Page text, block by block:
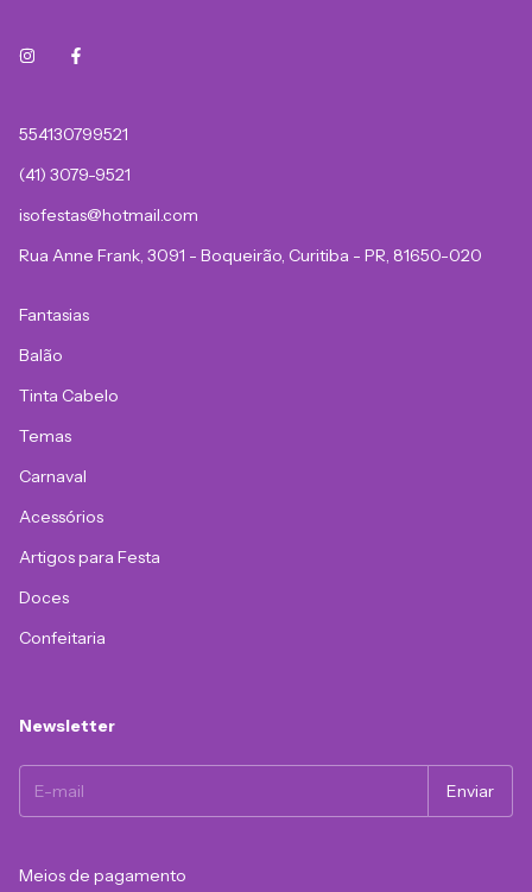
554130799521
(41) 3079-9521
isofestas@hotmail.com
Rua Anne Frank, 3091 - Boqueirão, Curitiba - PR, 81650-020
Fantasias
Balão
Tinta Cabelo
Temas
Carnaval
Acessórios
Artigos para Festa
Doces
Confeitaria
Newsletter
Meios de pagamento